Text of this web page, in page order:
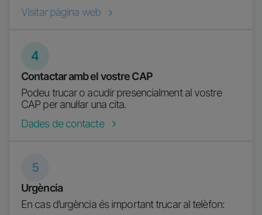
Visitar pàgina web
4
Contactar amb el vostre CAP
Podeu trucar o acudir presencialment al vostre
CAP per anul·lar una cita.
Dades de contacte
5
Urgència
En cas d’urgència és important trucar al telèfon: